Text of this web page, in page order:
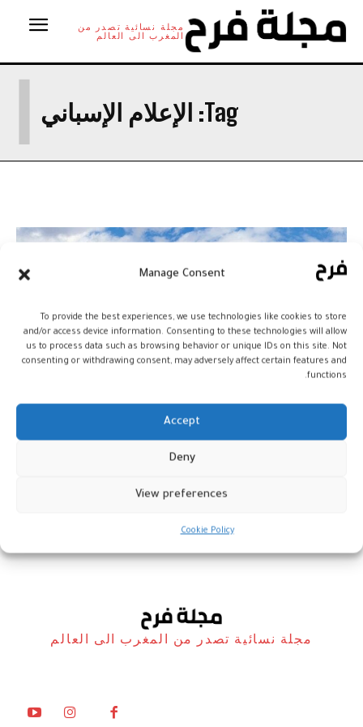
Manage Consent
To provide the best experiences, we use technologies like cookies to store
and/or access device information. Consenting to these technologies will allow
us to process data such as browsing behavior or unique IDs on this site. Not
consenting or withdrawing consent, may adversely affect certain features and
functions.
Accept
Deny
View preferences
Cookie Policy
مجلة نسائية تصدر من
المغرب الى العالم
Tag: الإعلام الإسباني
برج محمد السادس يلفت أنظار
مجلة نسائية تصدر من المغرب الى العالم